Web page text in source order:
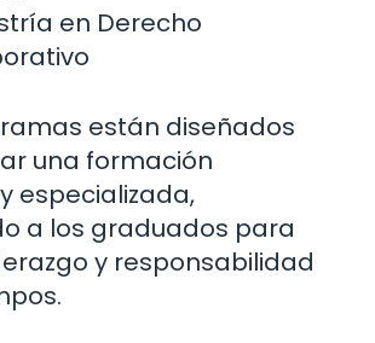
en Derecho
están diseñados
una formación
especializada,
a los graduados para
y responsabilidad